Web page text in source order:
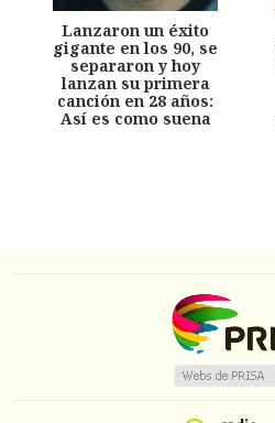
Lanzaron un éxito
gigante en los 90, se
separaron y hoy
lanzan su primera
canción en 28 años:
Así es como suena